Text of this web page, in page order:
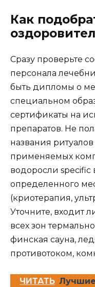
Как
Сразу проверьте
персонала
быть дипломы о
специальном
сертификаты на
препаратов. Не
названия
применяемых
водоросли specific
определенного
(криотерапия,
Уточните, входит
всех зон
финская сауна,
противотоком,
ЧИТАТЬ